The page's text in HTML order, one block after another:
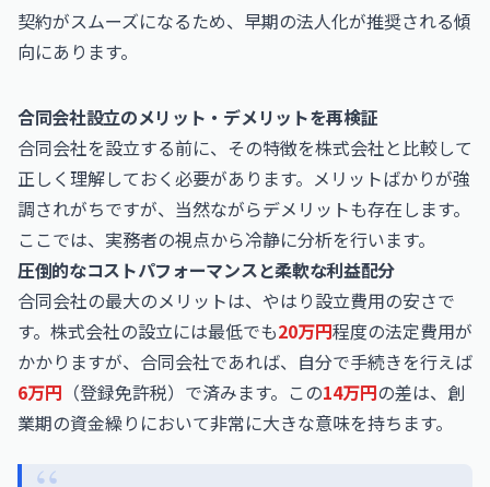
契約がスムーズになるため、早期の法人化が推奨される傾
向にあります。
合同会社設立のメリット・デメリットを再検証
合同会社を設立する前に、その特徴を株式会社と比較して
正しく理解しておく必要があります。メリットばかりが強
調されがちですが、当然ながらデメリットも存在します。
ここでは、実務者の視点から冷静に分析を行います。
圧倒的なコストパフォーマンスと柔軟な利益配分
合同会社の最大のメリットは、やはり設立費用の安さで
す。株式会社の設立には最低でも20万円程度の法定費用が
かかりますが、合同会社であれば、自分で手続きを行えば
6万円 （登録免許税）で済みます。この14万円の差は、創
業期の資金繰りにおいて非常に大きな意味を持ちます。